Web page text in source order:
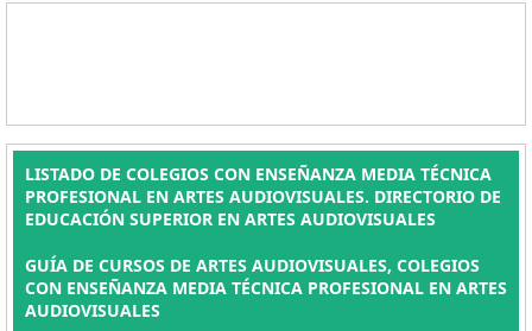
LISTADO DE COLEGIOS CON ENSEÑANZA MEDIA TÉCNICA
PROFESIONAL EN ARTES AUDIOVISUALES. DIRECTORIO DE
EDUCACIÓN SUPERIOR EN ARTES AUDIOVISUALES
GUÍA DE CURSOS DE ARTES AUDIOVISUALES, COLEGIOS
CON ENSEÑANZA MEDIA TÉCNICA PROFESIONAL EN ARTES
AUDIOVISUALES